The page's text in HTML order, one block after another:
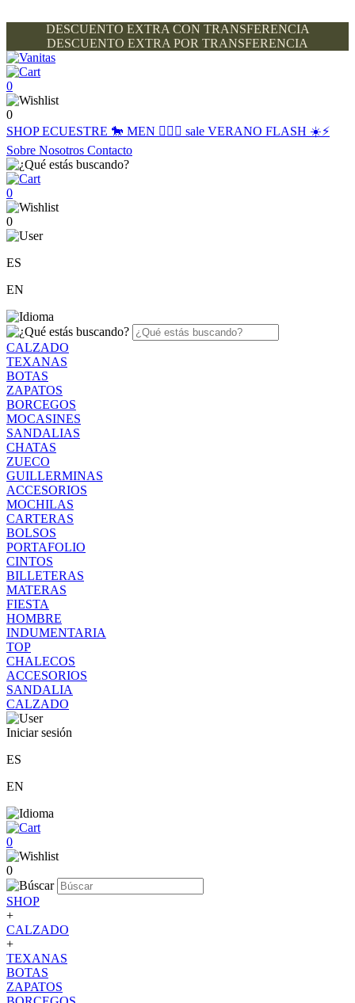
DESCUENTO EXTRA CON TRANSFERENCIA
DESCUENTO EXTRA POR TRANSFERENCIA
0
0
SHOPECUESTRE 🐎 MEN 🙋🏽‍♂️ sale VERANO FLASH ☀️⚡️
Sobre Nosotros Contacto
0
0
ES
EN
CALZADO
TEXANAS
BOTAS
ZAPATOS
BORCEGOS
MOCASINES
SANDALIAS
CHATAS
ZUECO
GUILLERMINAS
ACCESORIOS
MOCHILAS
CARTERAS
BOLSOS
PORTAFOLIO
CINTOS
BILLETERAS
MATERAS
FIESTA
HOMBRE
INDUMENTARIA
TOP
CHALECOS
ACCESORIOS
SANDALIA
CALZADO
Iniciar sesión
ES
EN
0
0
SHOP
+
CALZADO
+
TEXANAS
BOTAS
ZAPATOS